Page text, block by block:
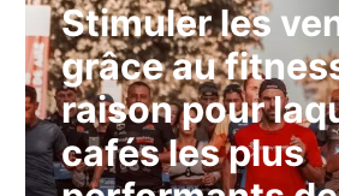
Stimuler les
grâce au
raison pour
cafés les plus